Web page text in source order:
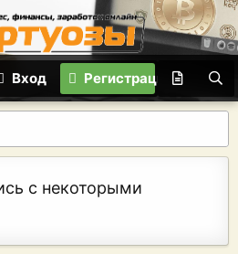
Вход Регистрация
с некоторыми